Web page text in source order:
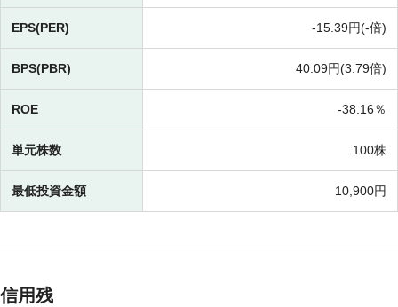
EPS(PER) -15.39円(-倍)
BPS(PBR) 40.09円(3.79倍)
ROE -38.16％
単元株数 100株
最低投資金額 10,900円
信用残